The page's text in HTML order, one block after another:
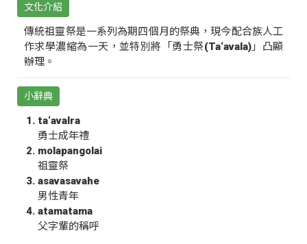
文化介紹
傳統祖靈祭是一系列為期四個月的祭典，現今配合族人工
作求學濃縮為一天，並特別將「勇士祭(Ta‘avala)」凸顯
辦理。
小辭典
ta‘avalra
勇士成年禮
molapangolai
祖靈祭
asavasavahe
男性青年
atamatama
父字輩的稱呼